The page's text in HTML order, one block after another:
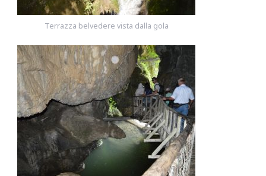
Terrazza belvedere vista dalla gola